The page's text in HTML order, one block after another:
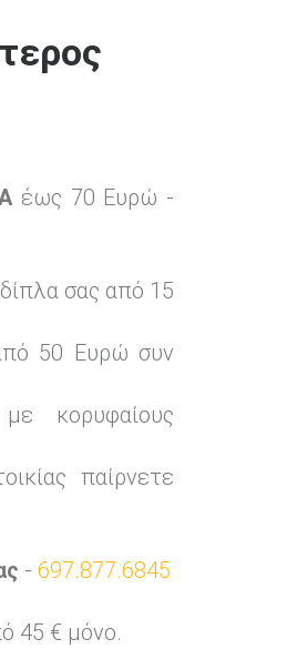
έως 70 Ευρώ -
σας από 15
50 Ευρώ συν
κορυφαίους
παίρνετε
- 697.877.6845
45 € μόνο.